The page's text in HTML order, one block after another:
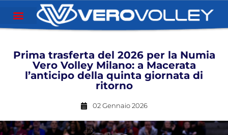
Prima trasferta del 2026 per la Numia
Vero Volley Milano: a Macerata
l’anticipo della quinta giornata di
ritorno
02 Gennaio 2026